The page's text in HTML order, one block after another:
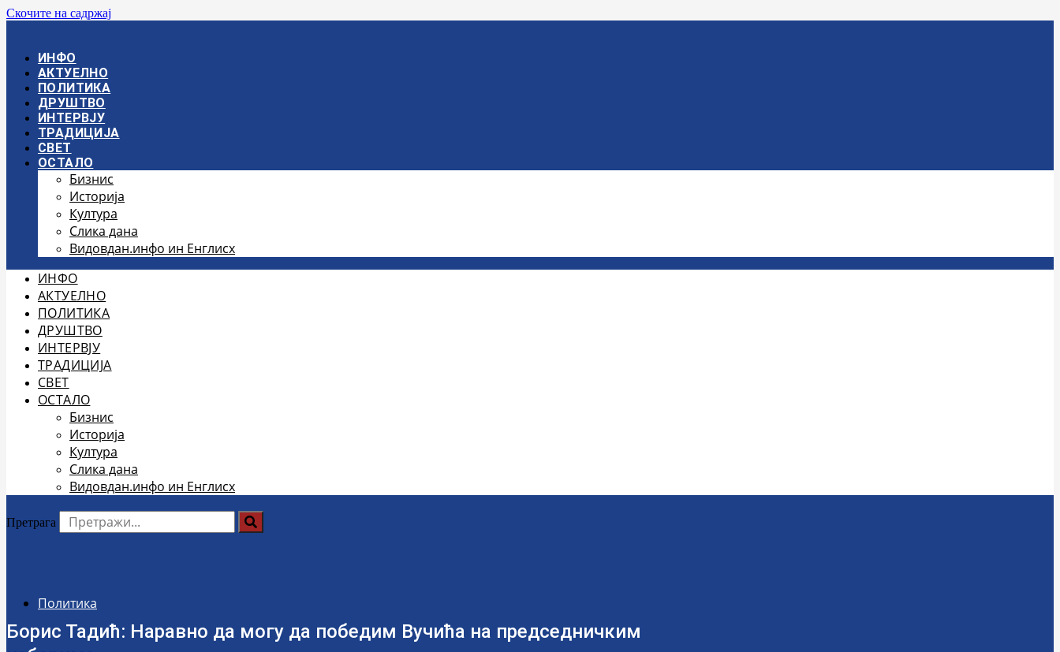
Скочите на садржај
ИНФО
АКТУЕЛНО
ПОЛИТИКА
ДРУШТВО
ИНТЕРВЈУ
ТРАДИЦИЈА
СВЕТ
ОСТАЛО
Бизнис
Историја
Култура
Слика дана
Видовдан.инфо ин Енглисх
ИНФО
АКТУЕЛНО
ПОЛИТИКА
ДРУШТВО
ИНТЕРВЈУ
ТРАДИЦИЈА
СВЕТ
ОСТАЛО
Бизнис
Историја
Култура
Слика дана
Видовдан.инфо ин Енглисх
Претрага
Политика
Борис Тадић: Наравно да могу да победим Вучића на председничким